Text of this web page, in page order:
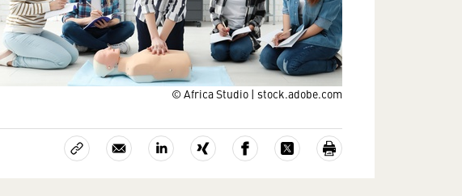
© Africa Studio | stock.adobe.com